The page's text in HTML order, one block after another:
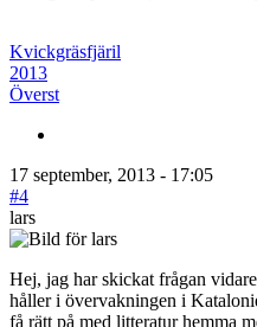
Kvickgräsfjäril
2013
Överst
17 september, 2013 - 17:05
#4
lars
Hej, jag har skickat frågan
håller i övervakningen i
få rätt på med litteratur hemma